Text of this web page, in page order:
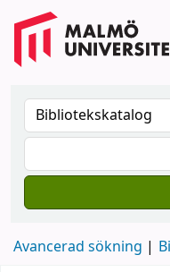
Avancerad sökning